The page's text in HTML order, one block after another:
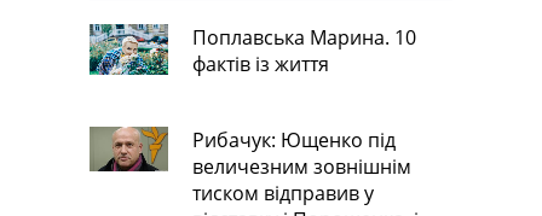
Поплавська Марина. 10
фактів із життя
Рибачук: Ющенко під
величезним зовнішнім
тиском відправив у